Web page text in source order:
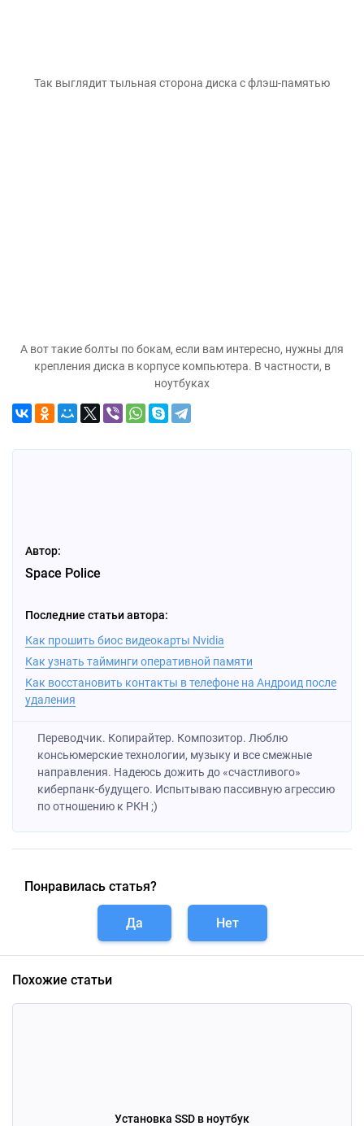
Так выглядит тыльная сторона диска с флэш-памятью
А вот такие болты по бокам, если вам интересно, нужны для
крепления диска в корпусе компьютера. В частности, в
ноутбуках
Автор:
Space Police
Последние статьи автора:
Как прошить биос видеокарты Nvidia
Как узнать тайминги оперативной памяти
Как восстановить контакты в телефоне на Андроид после
удаления
Переводчик. Копирайтер. Композитор. Люблю
консьюмерские технологии, музыку и все смежные
направления. Надеюсь дожить до «счастливого»
киберпанк-будущего. Испытываю пассивную агрессию
по отношению к РКН ;)
Понравилась статья?
Да Нет
Похожие статьи
Установка SSD в ноутбук